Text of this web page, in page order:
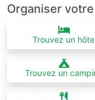
Organiser
Trouvez un
Trouvez un